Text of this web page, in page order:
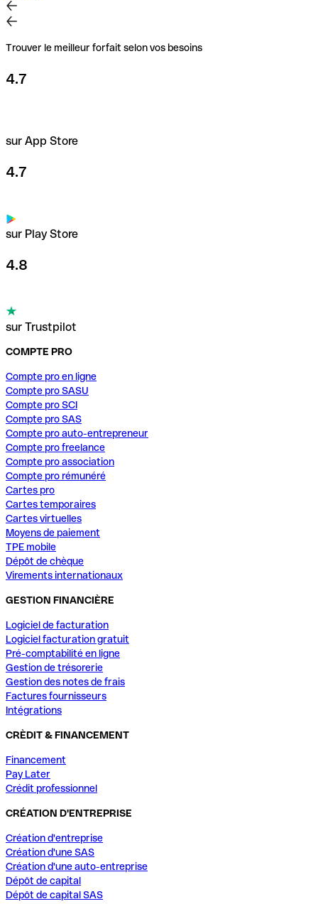
Trouver le meilleur forfait selon vos besoins
4.7
sur App Store
4.7
sur Play Store
4.8
sur Trustpilot
COMPTE PRO
Compte pro en ligne
Compte pro SASU
Compte pro SCI
Compte pro SAS
Compte pro auto-entrepreneur
Compte pro freelance
Compte pro association
Compte pro rémunéré
Cartes pro
Cartes temporaires
Cartes virtuelles
Moyens de paiement
TPE mobile
Dépôt de chèque
Virements internationaux
GESTION FINANCIÈRE
Logiciel de facturation
Logiciel facturation gratuit
Pré-comptabilité en ligne
Gestion de trésorerie
Gestion des notes de frais
Factures fournisseurs
Intégrations
CRÈDIT & FINANCEMENT
Financement
Pay Later
Crédit professionnel
CRÉATION D'ENTREPRISE
Création d'entreprise
Création d'une SAS
Création d'une auto-entreprise
Dépôt de capital
Dépôt de capital SAS